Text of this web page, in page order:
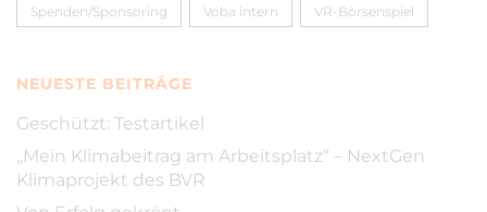
Spenden/Sponsoring Voba intern VR-Börsenspiel
NEUESTE BEITRÄGE
Geschützt: Testartikel
„Mein Klimabeitrag am Arbeitsplatz“ – NextGen
Klimaprojekt des BVR